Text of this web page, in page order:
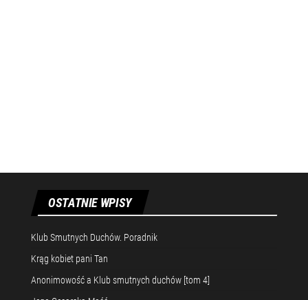
OSTATNIE WPISY
Klub Smutnych Duchów. Poradnik
Krąg kobiet pani Tan
Anonimowość a Klub smutnych duchów [tom 4]